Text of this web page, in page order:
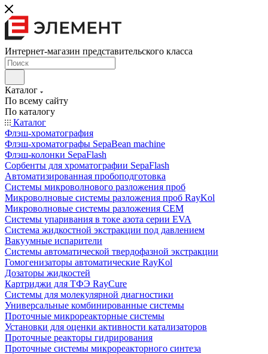
Интернет-магазин представительского класса
Каталог
По всему сайту
По каталогу
Каталог
Флэш-хроматография
Флэш-хроматографы SepaBean machine
Флэш-колонки SepaFlash
Сорбенты для хроматографии SepaFlash
Автоматизированная пробоподготовка
Системы микроволнового разложения проб
Микроволновые системы разложения проб RayKol
Микроволновые системы разложения CEM
Системы упаривания в токе азота серии EVA
Система жидкостной экстракции под давлением
Вакуумные испарители
Системы автоматической твердофазной экстракции
Гомогенизаторы автоматические RayKol
Дозаторы жидкостей
Картриджи для ТФЭ RayCure
Системы для молекулярной диагностики
Универсальные комбинированные системы
Проточные микрореакторные системы
Установки для оценки активности катализаторов
Проточные реакторы гидрирования
Проточные системы микрореакторного синтеза